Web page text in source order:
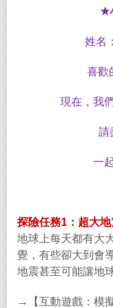
★
姓名：
喜歡
現在，我
請
一
探險任務1 ：超大
地球上每天都有大
覺，有些卻大到會
地震甚至可能讓地
→
【互動遊戲：模